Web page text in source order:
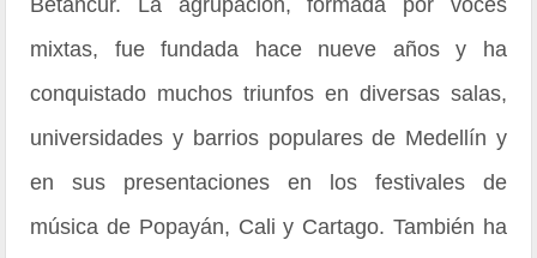
Betancur. La agrupación, formada por voces
mixtas, fue fundada hace nueve años y ha
conquistado muchos triunfos en diversas salas,
universidades y barrios populares de Medellín y
en sus presentaciones en los festivales de
música de Popayán, Cali y Cartago. También ha